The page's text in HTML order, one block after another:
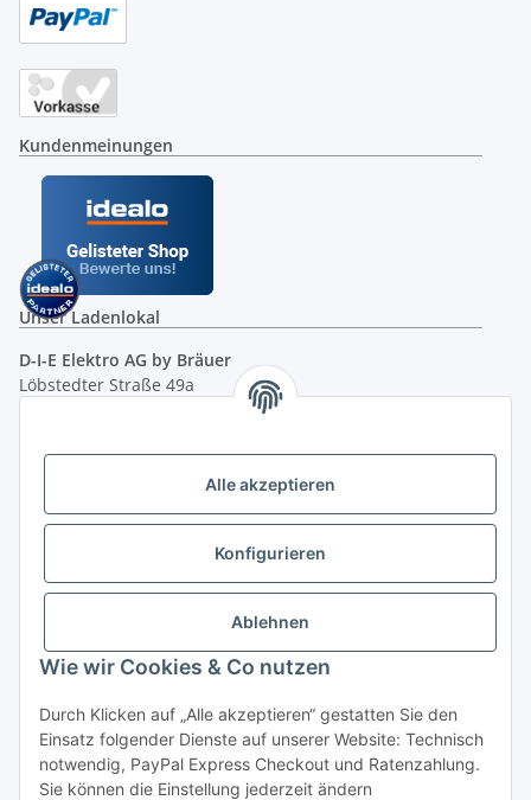
Alle akzeptieren
Konfigurieren
Ablehnen
Wie wir Cookies & Co nutzen
Durch Klicken auf „Alle akzeptieren“ gestatten Sie den
Einsatz folgender Dienste auf unserer Website: Technisch
notwendig, PayPal Express Checkout und Ratenzahlung.
Sie können die Einstellung jederzeit ändern
Kundenmeinungen
Unser Ladenlokal
D-I-E Elektro AG by Bräuer
Löbstedter Straße 49a
( siehe Google-Maps )
Öffnungszeiten:
10.00 - 18.00 Uhr
Ladenpreis versus Internetpreis
Vertrag widerrufen
05.00 - 21.30 Uhr | Freitag: 05.00 - 18.00 Uhr | Samstag: 09.00
- 12.00 Uhr (0,49€ je angef. Minute) oder per E-Mail über
unserKontaktformular